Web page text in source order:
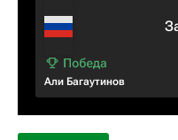
Али Багаутинов